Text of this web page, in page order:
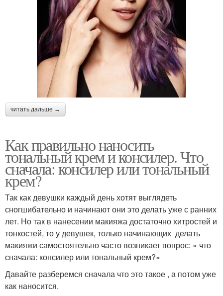
читать дальше →
Как правильно наносить
тональный крем и консилер. Что
сначала: консилер или тональный
крем?
Так как девушки каждый день хотят выглядеть
сногшибательно и начинают они это делать уже с ранних
лет. Но так в нанесении макияжа достаточно хитростей и
тонкостей, то у девушек, только начинающих делать
макияжи самостоятельно часто возникает вопрос: « что
сначала: консилер или тональный крем?»
Давайте разберемся сначала что это такое , а потом уже
как наносится.